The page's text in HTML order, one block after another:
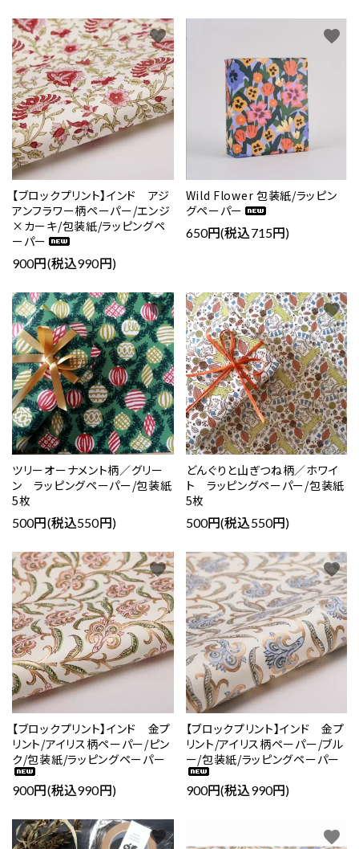
【ブロックプリント】インド アジ
アンフラワー柄ペーパー/エンジ
×カーキ/包装紙/ラッピングペ
ーパー
900円(税込990円)
favorite
Wild Flower 包装紙/ラッピン
グペーパー
650円(税込715円)
favorite
ツリーオーナメント柄／グリー
ン ラッピングペーパー/包装紙
5枚
500円(税込550円)
favorite
どんぐりと山ぎつね柄／ホワイ
ト ラッピングペーパー/包装紙
5枚
500円(税込550円)
favorite
【ブロックプリント】インド 金プ
リント/アイリス柄ペーパー/ピン
ク/包装紙/ラッピングペーパー
900円(税込990円)
favorite
【ブロックプリント】インド 金プ
リント/アイリス柄ペーパー/ブル
ー/包装紙/ラッピングペーパー
900円(税込990円)
favorite
favorite favorite